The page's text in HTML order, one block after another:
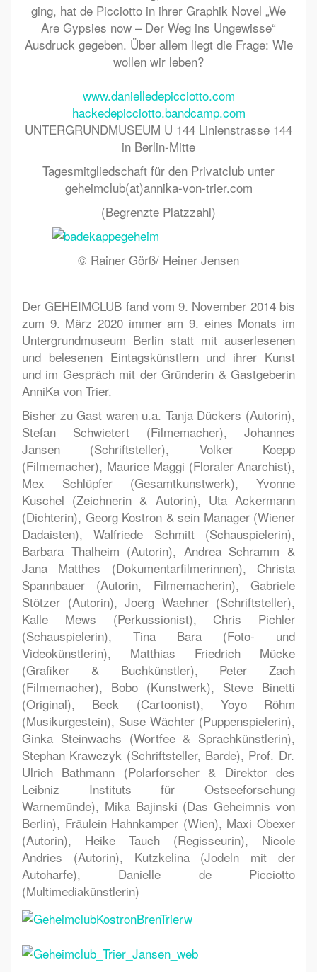
ging, hat de Picciotto in ihrer Graphik Novel „We
Are Gypsies now – Der Weg ins Ungewisse“
Ausdruck gegeben. Über allem liegt die Frage: Wie
wollen wir leben?
www.danielledepicciotto.com
hackedepicciotto.bandcamp.com
UNTERGRUNDMUSEUM U 144 Linienstrasse 144
in Berlin-Mitte
Tagesmitgliedschaft für den Privatclub unter
geheimclub(at)annika-von-trier.com
(Begrenzte Platzzahl)
© Rainer Görß/ Heiner Jensen
Der GEHEIMCLUB fand vom 9. November 2014 bis
zum 9. März 2020 immer am 9. eines Monats im
Untergrundmuseum Berlin statt mit auserlesenen
und belesenen Eintagskünstlern und ihrer Kunst
und im Gespräch mit der Gründerin & Gastgeberin
AnniKa von Trier.
Bisher zu Gast waren u.a. Tanja Dückers (Autorin),
Stefan Schwietert (Filmemacher), Johannes
Jansen (Schriftsteller), Volker Koepp
(Filmemacher), Maurice Maggi (Floraler Anarchist),
Mex Schlüpfer (Gesamtkunstwerk), Yvonne
Kuschel (Zeichnerin & Autorin), Uta Ackermann
(Dichterin), Georg Kostron & sein Manager(Wiener
Dadaisten),Walfriede Schmitt(Schauspielerin),
Barbara Thalheim (Autorin), Andrea Schramm &
Jana Matthes (Dokumentarfilmerinnen), Christa
Spannbauer (Autorin, Filmemacherin), Gabriele
Stötzer (Autorin), Joerg Waehner(Schriftsteller),
Kalle Mews (Perkussionist), Chris Pichler
(Schauspielerin), Tina Bara (Foto- und
Videokünstlerin), Matthias Friedrich Mücke
(Grafiker & Buchkünstler), Peter Zach
(Filmemacher), Bobo (Kunstwerk), Steve Binetti
(Original), Beck (Cartoonist), Yoyo Röhm
(Musikurgestein), Suse Wächter (Puppenspielerin),
Ginka Steinwachs (Wortfee & Sprachkünstlerin),
Stephan Krawczyk (Schriftsteller, Barde), Prof. Dr.
Ulrich Bathmann (Polarforscher & Direktor des
Leibniz Instituts für Ostseeforschung
Warnemünde), Mika Bajinski (Das Geheimnis von
Berlin), Fräulein Hahnkamper (Wien), Maxi Obexer
(Autorin), Heike Tauch (Regisseurin), Nicole
Andries (Autorin), Kutzkelina(Jodeln mit der
Autoharfe), Danielle de Picciotto
(Multimediakünstlerin)